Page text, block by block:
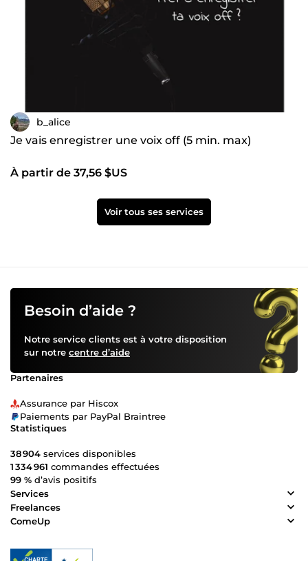
b_alice
Je vais enregistrer une voix off (5 min. max)
À partir de 37,56 $US
Voir tous ses services
Besoin d’aide ?
Notre service clients est à votre disposition
sur notre centre d’aide
Partenaires
Assurance par Hiscox
Paiements par PayPal Braintree
Statistiques
38 904 services disponibles
1 334 961 commandes effectuées
99 % d’avis positifs
Services
Freelances
ComeUp